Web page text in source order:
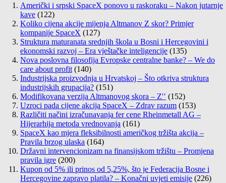
Američki i srpski SpaceX ponovo u raskoraku – Nakon jutarnje
kave (122)
Koliko cijena akcije mijenja Altmanov Z skor? Primjer
kompanije SpaceX (127)
Struktura maturanata srednjih škola u Bosni i Hercegovini i
ekonomski razvoj – Era vještačke inteligencije (135)
Nova poslovna filosofija Evropske centralne banke? – We do
care about profit (140)
Industrijska proizvodnja u Hrvatskoj – Što otkriva struktura
industrijskih grupacija? (151)
Modifikovana verzija Altmanovog skora – Z′′ (152)
Uzroci pada cijene akcija SpaceX – Zdrav razum (153)
Različiti načini izračunavanja fer cene Rheinmetall AG –
Hijerarhija metoda vrednovanja (161)
SpaceX kao mjera fleksibilnosti američkog tržišta akcija –
Pravila brzog ulaska (164)
Državni intervencionizam na finansijskom tržištu – Promjena
pravila igre (200)
Kupon od 5% ili prinos od 5,25%, što je Federacija Bosne i
Hercegovine zapravo platila? – Konačni uvjeti emisije (226)